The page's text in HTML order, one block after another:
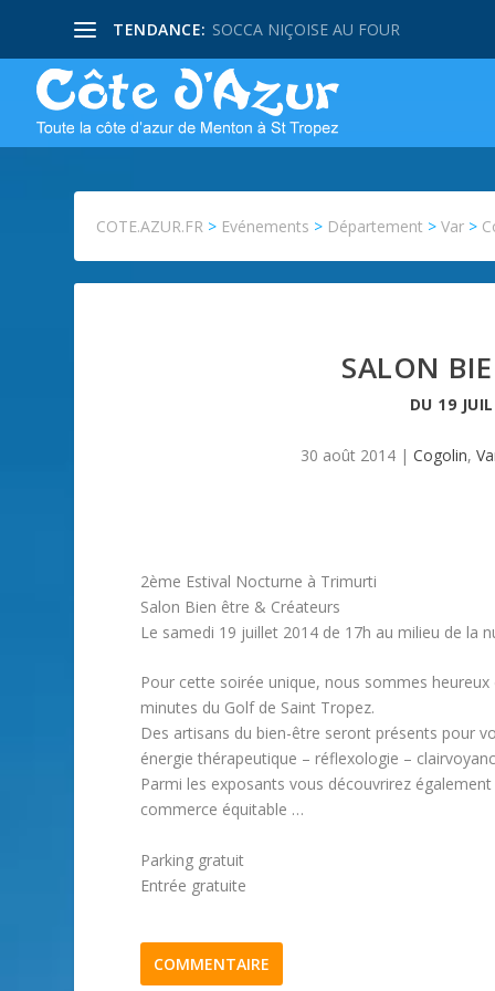
TENDANCE: PISSALADIERE NIÇOISE
COTE.AZUR.FR > Evénements > Département >Var >
SALON
DU 19
30 août 2014 |Cogolin,
2ème Estival Nocturne à Trimurti
Salon Bien être & Créateurs
Le samedi 19 juillet 2014 de 17h au milieu de la
Pour cette soirée unique, nous sommes
minutes du Golf de Saint Tropez.
Des artisans du bien-être seront présents pour
énergie thérapeutique – réflexologie –
Parmi les exposants vous découvrirez
commerce équitable …
Parking gratuit
Entrée gratuite
COMMENTAIRE